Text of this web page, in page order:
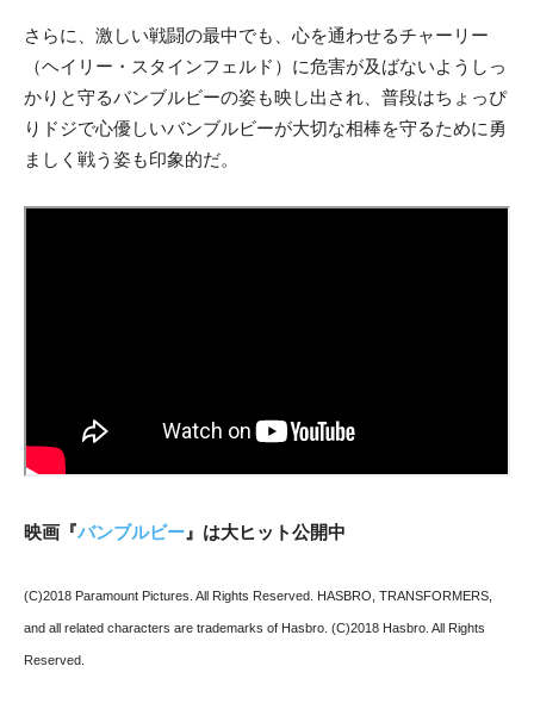
さらに、激しい戦闘の最中でも、心を通わせるチャーリー
（ヘイリー・スタインフェルド）に危害が及ばないようしっ
かりと守るバンブルビーの姿も映し出され、普段はちょっぴ
りドジで心優しいバンブルビーが大切な相棒を守るために勇
ましく戦う姿も印象的だ。
映画『バンブルビー 』は大ヒット公開中
(C)2018 Paramount Pictures. All Rights Reserved. HASBRO, TRANSFORMERS,
and all related characters are trademarks of Hasbro. (C)2018 Hasbro. All Rights
Reserved.